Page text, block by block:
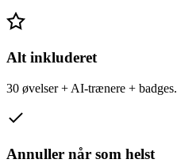
Alt inkluderet
30 øvelser + AI-trænere + badges.
Annuller når som helst